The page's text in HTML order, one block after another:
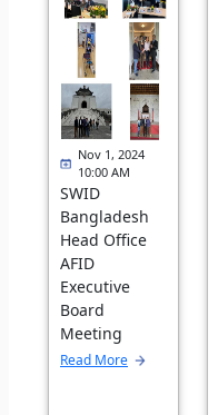
Nov 1, 2024
10:00 AM
SWID
Bangladesh
Head Office
AFID
Executive
Board
Meeting
Read More